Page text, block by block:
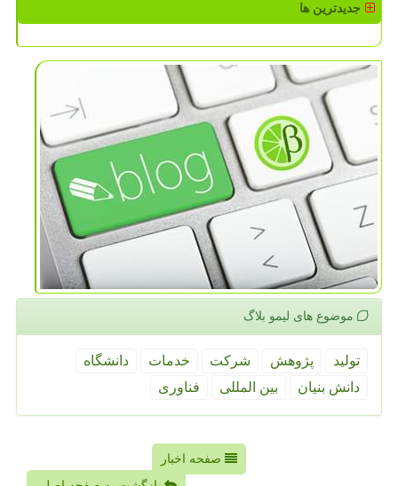
جدیدترین ها
موضوع های لیمو بلاگ
تولید پژوهش شركت خدمات
دانشگاه
دانش بنیان
بین المللی فناوری
صفحه اخبار